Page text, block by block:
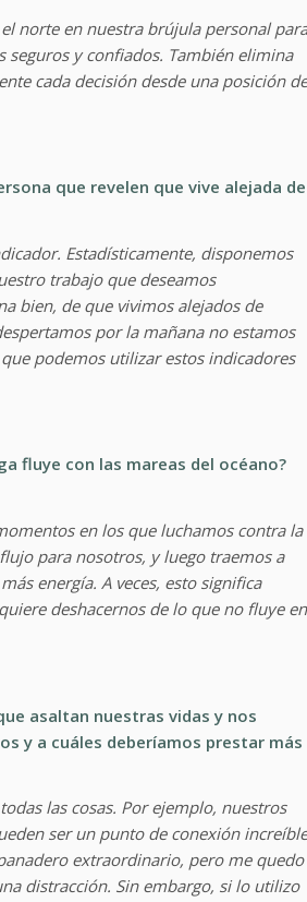
norte en nuestra brújula personal para
seguros y confiados. También elimina
cada decisión desde una posición de
que revelen que vive alejada de
Estadísticamente, disponemos
trabajo que deseamos
bien, de que vivimos alejados de
por la mañana no estamos
podemos utilizar estos indicadores
fluye con las mareas del océano?
en los que luchamos contra la
para nosotros, y luego traemos a
energía. A veces, esto significa
deshacernos de lo que no fluye en
asaltan nuestras vidas y nos
y a cuáles deberíamos prestar más
las cosas. Por ejemplo, nuestros
ser un punto de conexión increíble
extraordinario, pero me quedo
distracción. Sin embargo, si lo utilizo